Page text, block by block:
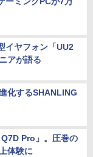
イヤフォン「UU2
アが語る
化するSHANLING
Pro」。圧巻の
体験に